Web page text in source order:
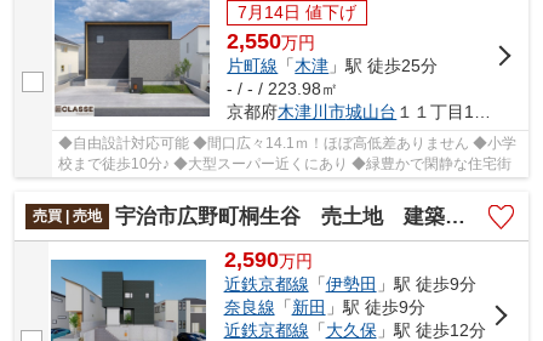
7月14日 値下げ
2,550万円
片町線 「木津 」駅 徒歩25分
- / - / 223.98㎡
京都府木津川市城山台 １１丁目11-10
◆自由設計対応可能 ◆間口広々14.1ｍ！ほぼ高低差ありません ◆小学
校まで徒歩10分♪ ◆大型スーパー近くにあり ◆緑豊かで閑静な住宅街
売買 | 売地 宇治市広野町桐生谷 売土地 建築条件付き
2,590万円
近鉄京都線 「伊勢田 」駅 徒歩9分
奈良線 「新田 」駅 徒歩9分
近鉄京都線 「大久保」駅 徒歩12分